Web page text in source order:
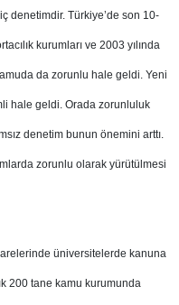
denetimdir. Türkiye’de son 10-
kurumları ve 2003 yılında
da zorunlu hale geldi. Yeni
hale geldi. Orada zorunluluk
denetim bunun önemini arttı.
zorunlu olarak yürütülmesi
üniversitelerde kanuna
200 tane kamu kurumunda